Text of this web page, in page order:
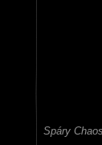
Spáry